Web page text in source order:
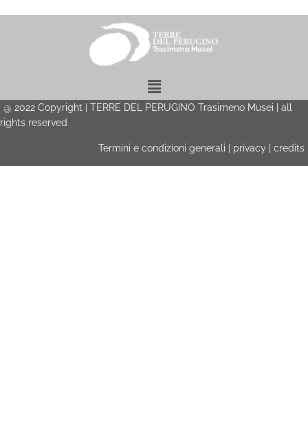
Menu
@ 2022 Copyright | TERRE DEL PERUGINO Trasimeno Musei | all
rights reserved
Termini e condizioni generali privacy credits